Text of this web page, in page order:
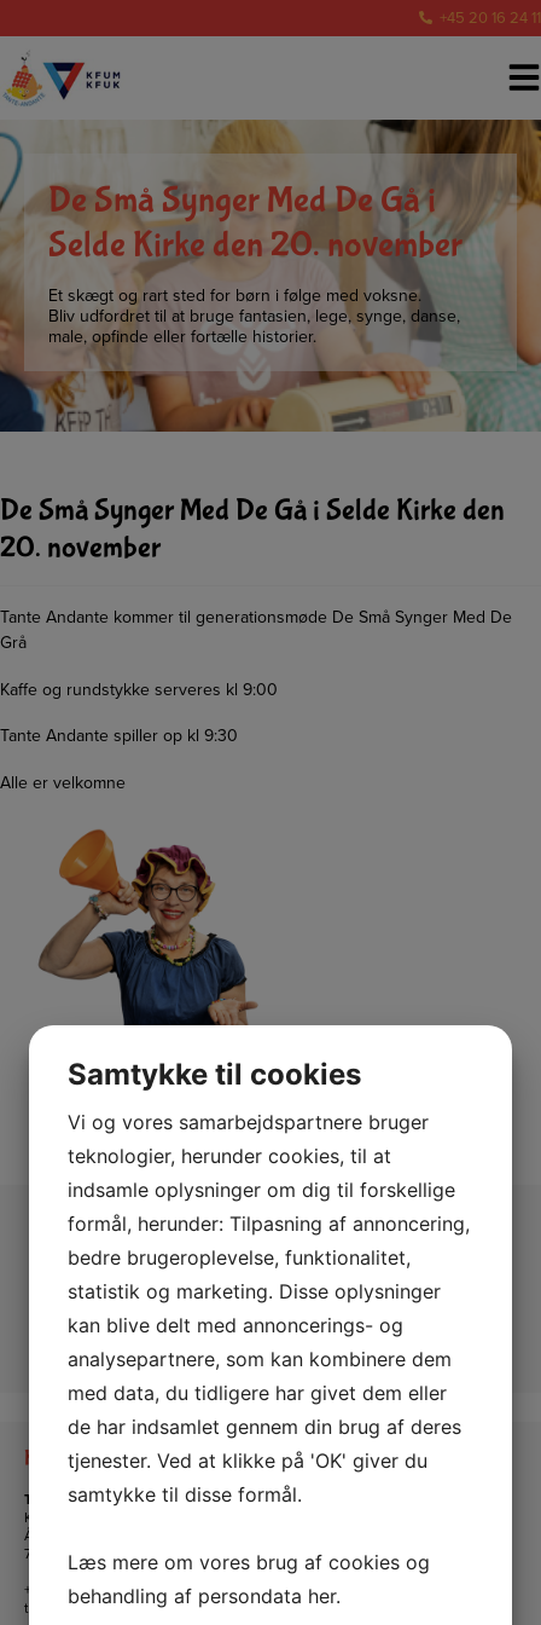
indholdet
+45 20 16 24 11
De Små Synger Med De Gå i
Selde Kirke den 20. november
Et skægt og rart sted for børn i følge med voksne.
Bliv udfordret til at bruge fantasien, lege, synge, danse,
male, opfinde eller fortælle historier.
De Små Synger Med De Gå i Selde Kirke den
20. november
Tante Andante kommer til generationsmøde De Små Synger Med De
Grå
Kaffe og rundstykke serveres kl 9:00
Tante Andante spiller op kl 9:30
Alle er velkomne
Kontakt os
Tante Andante Hus
KFUM og KFUK i Lemvig
Ågade 5
7620 Lemvig
+45 20 16 24 11
tanteandante@kfum-kfuk.dk
Samtykke til cookies
Vi og vores samarbejdspartnere bruger
teknologier, herunder cookies, til at
indsamle oplysninger om dig til forskellige
formål, herunder: Tilpasning af annoncering,
bedre brugeroplevelse, funktionalitet,
statistik og marketing. Disse oplysninger
kan blive delt med annoncerings- og
analysepartnere, som kan kombinere dem
med data, du tidligere har givet dem eller
de har indsamlet gennem din brug af deres
tjenester. Ved at klikke på 'OK' giver du
samtykke til disse formål.
Læs mere om vores brug af cookies og
behandling af persondata her.